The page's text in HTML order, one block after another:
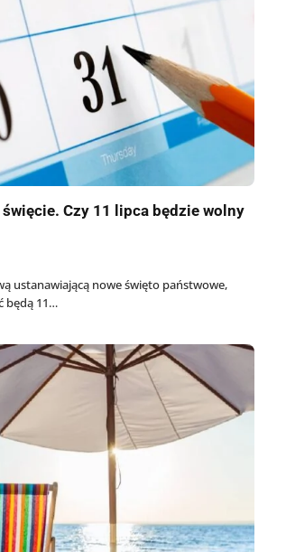
Czy 11 lipca będzie wolny
ustanawiającą nowe święto państwowe,
będą 11…